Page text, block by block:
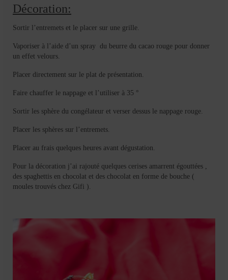
Décoration:
Sortir l’entremets et le placer sur une grille.
Vaporiser à l’aide d’un spray du beurre du cacao rouge pour donner
un effet velours.
Placer directement sur le plat de présentation.
Faire chauffer le nappage et l’utiliser à 35 °
Sortir les sphère du congélateur et verser dessus le nappage rouge.
Placer les sphères sur l’entremets.
Placer au frais quelques heures avant dégustation.
Pour la décoration j’ai rajouté quelques cerises amarrent égouttées ,
des spaghettis en chocolat et des chocolat en forme de bouche (
moules trouvés chez Gifi ).